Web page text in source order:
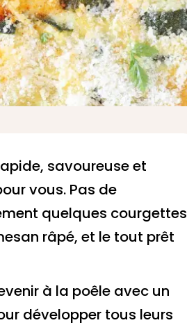
savoureuse et
vous. Pas de
quelques courgettes
râpé, et le tout prêt
à la poêle avec un
développer tous leurs